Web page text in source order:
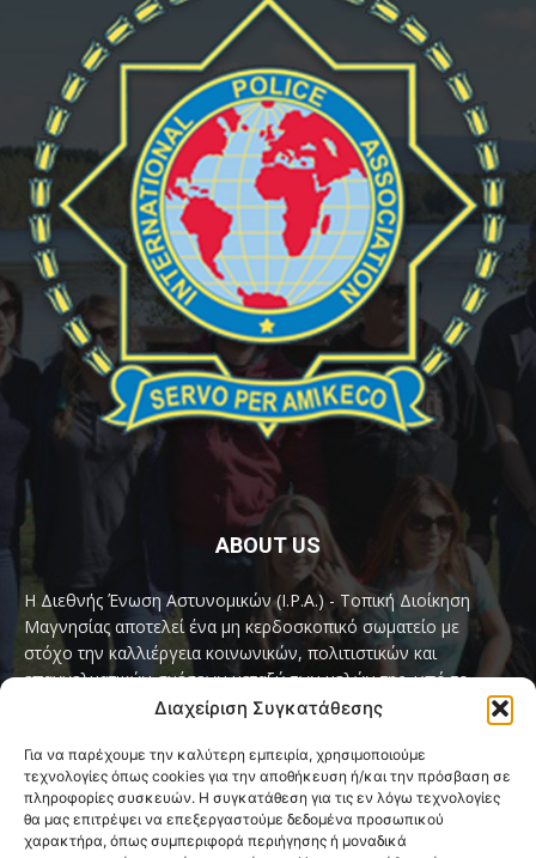
Διαχείριση Συγκατάθεσης
Για να παρέχουμε την καλύτερη εμπειρία, χρησιμοποιούμε
τεχνολογίες όπως cookies για την αποθήκευση ή/και την πρόσβαση σε
πληροφορίες συσκευών. Η συγκατάθεση για τις εν λόγω τεχνολογίες
θα μας επιτρέψει να επεξεργαστούμε δεδομένα προσωπικού
χαρακτήρα, όπως συμπεριφορά περιήγησης ή μοναδικά
ABOUT US
Η Διεθνής Ένωση Αστυνομικών (I.P.A.) - Τοπική Διοίκηση
Μαγνησίας αποτελεί ένα μη κερδοσκοπικό σωματείο με
στόχο την καλλιέργεια κοινωνικών, πολιτιστικών και
επαγγελματικών σχέσεων μεταξύ των μελών της, υπό το
παγκόσμιο σύνθημα «Servo per Amikeco» (Υπηρετώ δια της
Contact us:ipamagnesia@gmail.com